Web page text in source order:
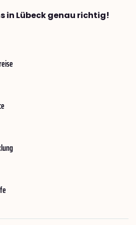
in Lübeck genau richtig!